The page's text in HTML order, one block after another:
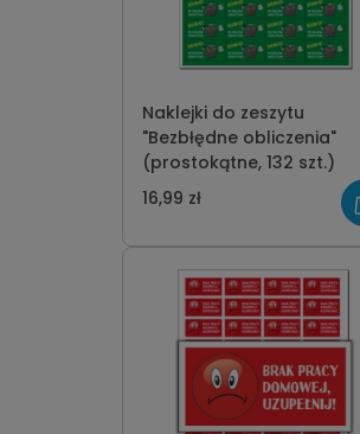
Naklejki do zeszytu
"Bezbłędne obliczenia"
(prostokątne, 132 szt.)
16,99 zł